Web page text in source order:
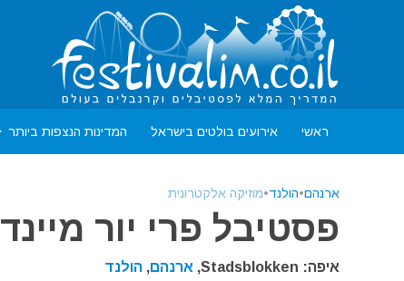
ראשי אירועים בולטים בישראל המדינות הנצפות ביותר
ארנהם•הולנד•מוזיקה אלקטרונית
פסטיבל פרי יור מיינד 2027
איפה: Stadsblokken, ארנהם, הולנד